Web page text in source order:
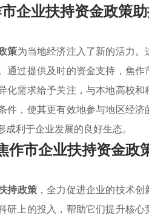
企业扶持资金政策
策为当地经济注入了新的活力
通过提供及时的资金支持，焦
化需求给予关注，与本地高校
件，使其更有效地参与地区经
利于企业发展的良好生态。
作市企业扶持资金政
持政策，全力促进企业的技术
研上的投入，帮助它们提升核